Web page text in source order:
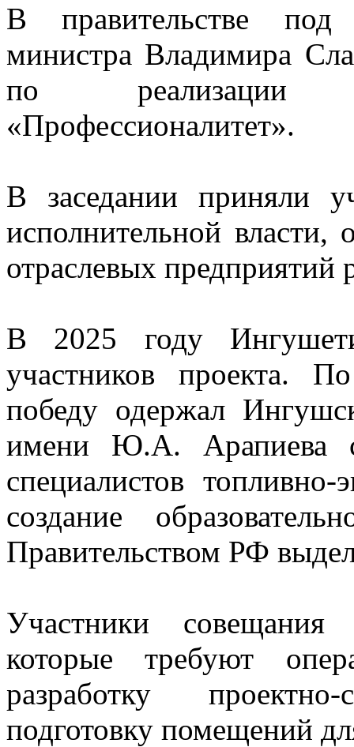
В правительстве под
министра Владимира
по реализации
«Профессионалитет».
В заседании приняли
исполнительной власти,
отраслевых предприятий
В 2025 году
участников проекта.
победу одержал
имени Ю.А. Арапиева
специалистов топливно-
создание
Правительством РФ
Участники совещания
которые требуют
разработку
подготовку помещений